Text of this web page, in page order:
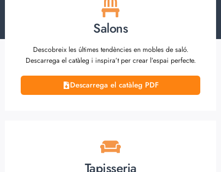
Salons
Descobreix les últimes tendències en mobles de saló.
Descarrega el catàleg i inspira’t per crear l’espai perfecte.
Descarrega el catàleg PDF